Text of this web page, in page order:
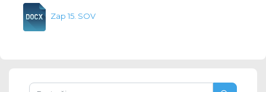
Zap 15. SOV